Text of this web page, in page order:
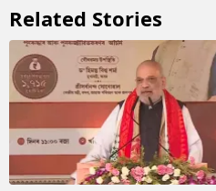
Related Stories